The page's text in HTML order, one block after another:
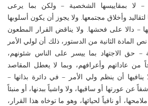
– لا بمقاييسها الشخصية – ولكن بما يرعى
وأخلاق مجتمعها. ولا يجوز أن يكون أسلوبها
– دالا على فحشها. ولا يناقض القرار المطعون
الثانية من الدستور، ذلك أن لولي الأمر
– حق الاجتهاد بما ييسر على الناس شئونهم،
عاداتهم وأعرافهم، وبما لا يعطل المقاصد
ينافيها أن ينظم ولي الأمر – في دائرة بذاتها –
عن عورتها أو ساقيها، ولا واشياً ببدنها، أو منبئاً
أو نافياً لحيائها، وهو ما توخاه هذا القرار،